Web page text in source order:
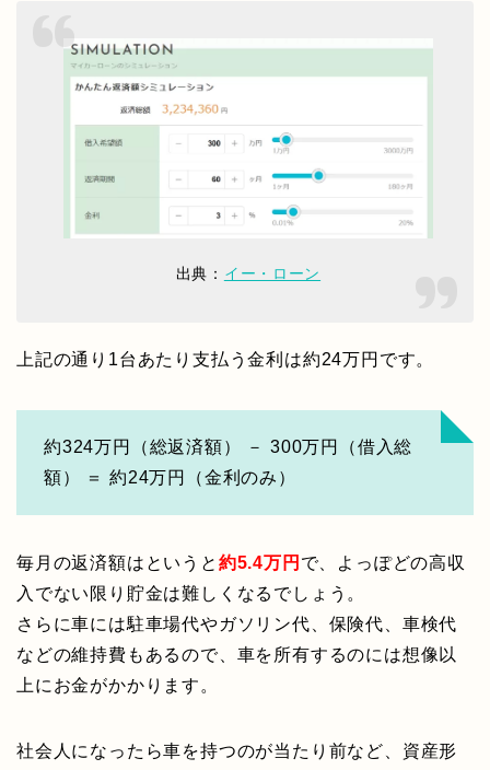
出典： イー・ローン
上記の通り1台あたり支払う金利は約24万円です。
約324万円（総返済額） － 300万円（借入総
額） ＝ 約24万円（金利のみ）
毎月の返済額はというと 約5.4万円 で、よっぽどの高収
入でない限り貯金は難しくなるでしょう。
さらに車には駐車場代やガソリン代、保険代、車検代
などの維持費もあるので、車を所有するのには想像以
上にお金がかかります。
社会人になったら車を持つのが当たり前など、資産形